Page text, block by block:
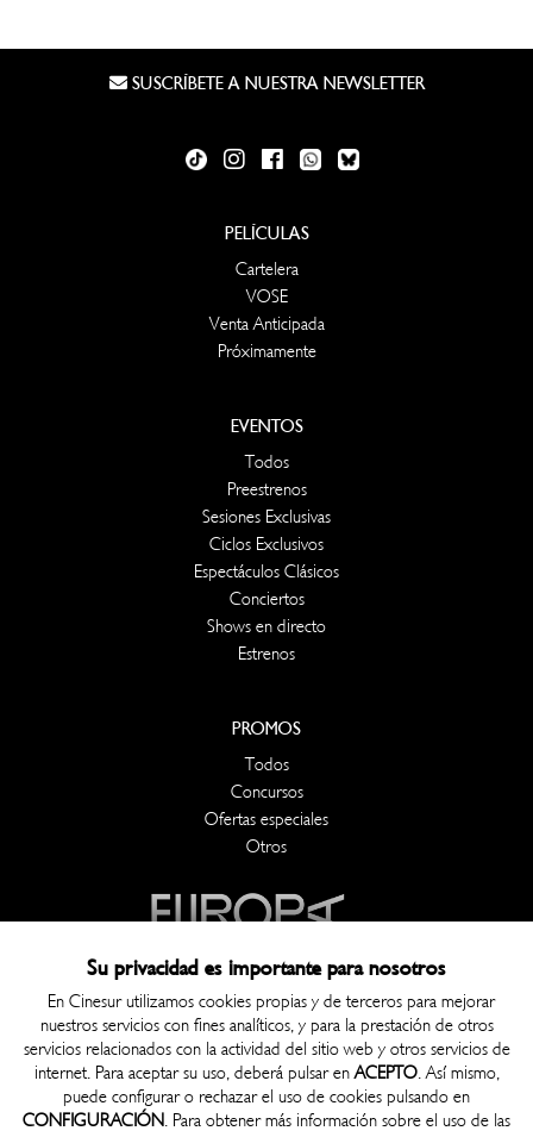
SUSCRÍBETE A NUESTRA NEWSLETTER
PELÍCULAS
Cartelera
VOSE
Venta Anticipada
Próximamente
EVENTOS
Todos
Preestrenos
Sesiones Exclusivas
Ciclos Exclusivos
Espectáculos Clásicos
Conciertos
Shows en directo
Estrenos
PROMOS
Todos
Concursos
Ofertas especiales
Otros
OTROS
Contacto
Política de Privacidad
Política de Cookies
Su privacidad es importante para nosotros
En Cinesur utilizamos cookies propias y de terceros para mejorar
nuestros servicios con fines analíticos, y para la prestación de otros
servicios relacionados con la actividad del sitio web y otros servicios de
internet. Para aceptar su uso, deberá pulsar enACEPTO. Así mismo,
puede configurar o rechazar el uso de cookies pulsando en
CONFIGURACIÓN. Para obtener más información sobre el uso de las